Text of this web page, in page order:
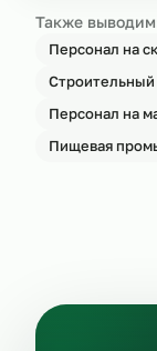
Также
Персонал на
Строительный
Персонал на
Пищевая